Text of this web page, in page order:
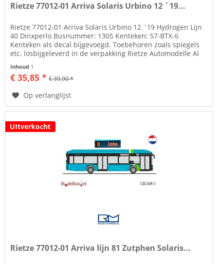
Rietze 77012-01 Arriva Solaris Urbino 12 ´19...
Rietze 77012-01 Arriva Solaris Urbino 12 ´19 Hydrogen Lijn
40 Dinxperlo Busnummer: 1305 Kenteken: 57-BTX-6
Kenteken als decal bijgevoegd. Toebehoren zoals spiegels
etc. losbijgeleverd in de verpakking Rietze Automodelle Al
Inhoud 1
€ 35,85 * € 39,90 *
Op verlanglijst
UItverkocht
Rietze 77012-01 Arriva lijn 81 Zutphen Solaris...